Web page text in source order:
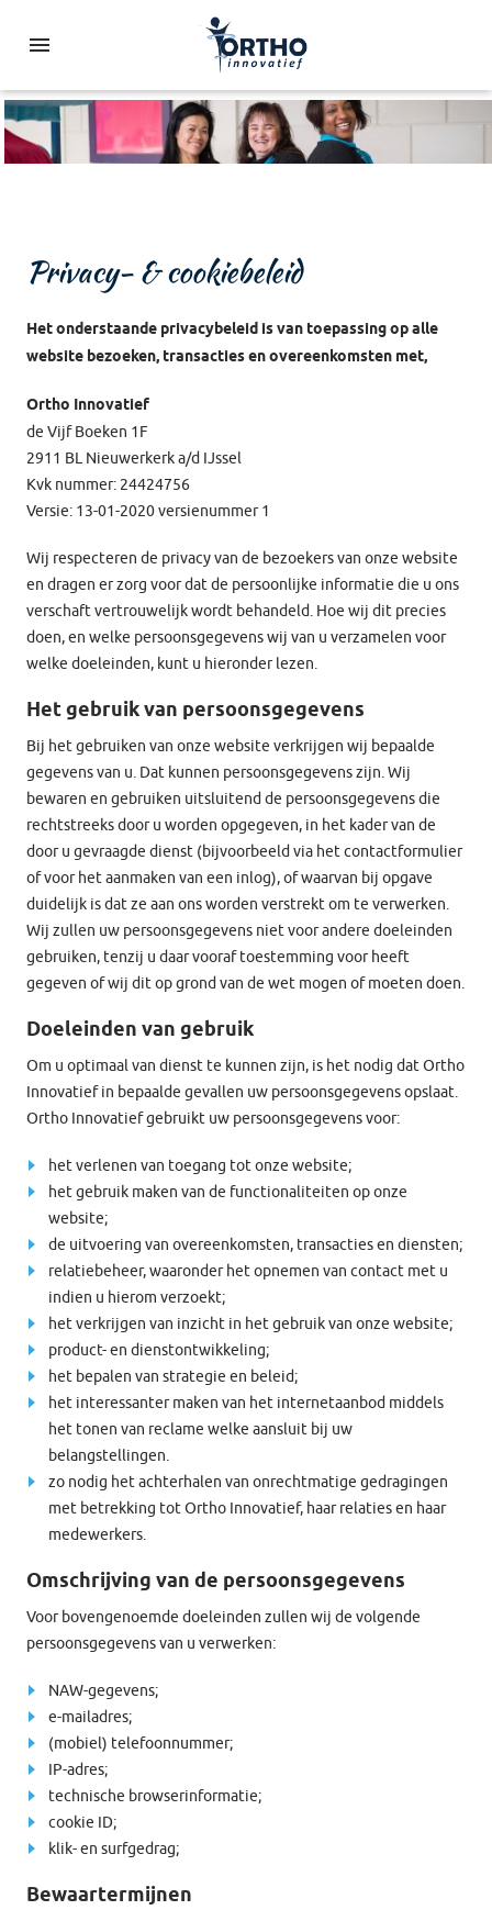
Privacy- & cookiebeleid
Het onderstaande privacybeleid is van toepassing op alle
website bezoeken, transacties en overeenkomsten met,
Ortho Innovatief
de Vijf Boeken 1F
2911 BL Nieuwerkerk a/d IJssel
Kvk nummer: 24424756
Versie: 13-01-2020 versienummer 1
Wij respecteren de privacy van de bezoekers van onze website
en dragen er zorg voor dat de persoonlijke informatie die u ons
verschaft vertrouwelijk wordt behandeld. Hoe wij dit precies
doen, en welke persoonsgegevens wij van u verzamelen voor
welke doeleinden, kunt u hieronder lezen.
Het gebruik van persoonsgegevens
Bij het gebruiken van onze website verkrijgen wij bepaalde
gegevens van u. Dat kunnen persoonsgegevens zijn. Wij
bewaren en gebruiken uitsluitend de persoonsgegevens die
rechtstreeks door u worden opgegeven, in het kader van de
door u gevraagde dienst (bijvoorbeeld via het contactformulier
of voor het aanmaken van een inlog), of waarvan bij opgave
duidelijk is dat ze aan ons worden verstrekt om te verwerken.
Wij zullen uw persoonsgegevens niet voor andere doeleinden
gebruiken, tenzij u daar vooraf toestemming voor heeft
gegeven of wij dit op grond van de wet mogen of moeten doen.
Doeleinden van gebruik
Om u optimaal van dienst te kunnen zijn, is het nodig dat Ortho
Innovatief in bepaalde gevallen uw persoonsgegevens opslaat.
Ortho Innovatief gebruikt uw persoonsgegevens voor:
het verlenen van toegang tot onze website;
het gebruik maken van de functionaliteiten op onze
website;
de uitvoering van overeenkomsten, transacties en diensten;
relatiebeheer, waaronder het opnemen van contact met u
indien u hierom verzoekt;
het verkrijgen van inzicht in het gebruik van onze website;
product- en dienstontwikkeling;
het bepalen van strategie en beleid;
het interessanter maken van het internetaanbod middels
het tonen van reclame welke aansluit bij uw
belangstellingen.
zo nodig het achterhalen van onrechtmatige gedragingen
met betrekking tot Ortho Innovatief, haar relaties en haar
medewerkers.
Omschrijving van de persoonsgegevens
Voor bovengenoemde doeleinden zullen wij de volgende
persoonsgegevens van u verwerken:
NAW-gegevens;
e-mailadres;
(mobiel) telefoonnummer;
IP-adres;
technische browserinformatie;
cookie ID;
klik- en surfgedrag;
Bewaartermijnen